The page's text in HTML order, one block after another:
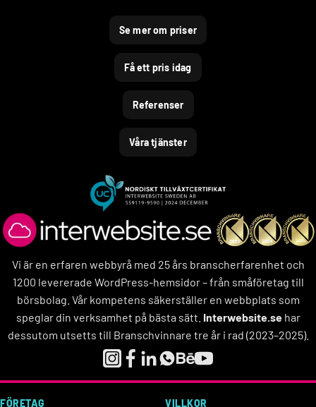
Se mer om priser
Få ett pris idag
Referenser
Våra tjänster
Vi är en erfaren webbyrå med 25 års branscherfarenhet och
1200 levererade WordPress-hemsidor – från småföretag till
börsbolag. Vår kompetens säkerställer en webbplats som
speglar din verksamhet på bästa sätt. Interwebsite.sehar
dessutom utsetts till Branschvinnare tre år i rad (2023–2025).
FÖRETAG VILLKOR